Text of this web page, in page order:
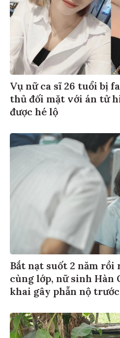
Vụ nữ ca sĩ 26 tuổi bị
thủ đối mặt với án tử
được hé lộ
Bắt nạt suốt 2 năm rồi
cùng lớp, nữ sinh Hàn
khai gây phẫn nộ